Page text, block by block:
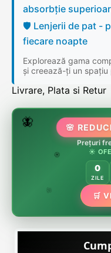
absorbție
🛡️ Lenjerii de pat -
fiecare noapte
Explorează gama
și creează-ți un
Livrare, Plata si Retur
🌸
🌷
🦋 🌸
Prețuri
☀️
0
ZILE
🛒